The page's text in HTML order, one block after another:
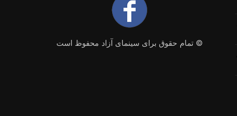
© تمام حقوق برای سینمای آزاد محفوظ است